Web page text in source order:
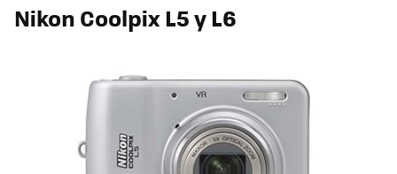
Nikon Coolpix L5 y L6